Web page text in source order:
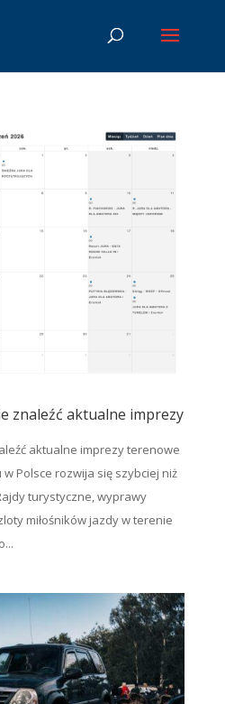
znaleźć aktualne imprezy
aktualne imprezy terenowe
Polsce rozwija się szybciej niż
turystyczne, wyprawy
miłośników jazdy w terenie